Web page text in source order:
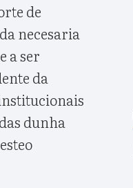
de
necesaria
a ser
da
dunha